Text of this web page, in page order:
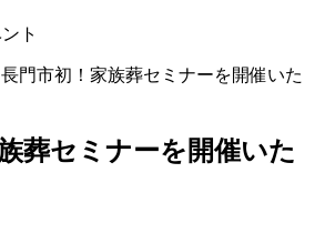
ト
長門市初！家族葬セミナーを開催いた
葬セミナーを開催いた